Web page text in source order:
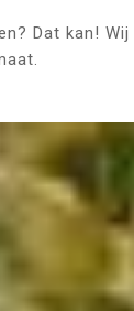
Dat kan! Wij